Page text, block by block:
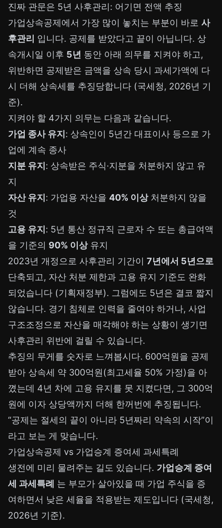
진짜 관문은 5년 사후관리: 어기면 전액 추징
가업상속공제에서 가장 많이 놓치는 부분이 바로 사
후관리 입니다. 공제를 받았다고 끝이 아닙니다. 상
속개시일 이후 5년 동안 아래 의무를 지켜야 하고,
위반하면 공제받은 금액을 상속 당시 과세가액에 다
시 더해 상속세를 추징당합니다 (국세청, 2026년 기
준).
지켜야 할 4가지 의무는 다음과 같습니다.
가업 종사 유지 : 상속인이 5년간 대표이사 등으로 가
업에 계속 종사
지분 유지 : 상속받은 주식·지분을 처분하지 않고 유
지
자산 유지 : 가업용 자산을 40% 이상처분하지 않을
것
고용 유지 : 5년 통산 정규직 근로자 수 또는 총급여액
을 기준의 90% 이상유지
2023년 개정으로 사후관리 기간이 7년에서 5년으로
단축되고, 자산 처분 제한과 고용 유지 기준도 완화
되었습니다 (기획재정부). 그럼에도 5년은 결코 짧지
않습니다. 경기 침체로 인력을 줄여야 하거나, 사업
구조조정으로 자산을 매각해야 하는 상황이 생기면
사후관리 위반에 걸릴 수 있습니다.
추징의 무게를 숫자로 느껴봅시다. 600억원을 공제
받아 상속세 약 300억원(최고세율 50% 가정)을 아
꼈는데 4년 차에 고용 유지를 못 지켰다면, 그 300억
원에 이자 상당액까지 더해 한꺼번에 추징됩니다.
“공제는 절세의 끝이 아니라 5년짜리 약속의 시작”이
라고 보는 게 맞습니다.
가업상속공제 vs 가업승계 증여세 과세특례
생전에 미리 물려주는 길도 있습니다. 가업승계 증여
세 과세특례 는 부모가 살아있을 때 가업 주식을 증
여하면서 낮은 세율을 적용받는 제도입니다 (국세청,
2026년 기준).